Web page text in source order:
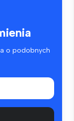
o podobnych